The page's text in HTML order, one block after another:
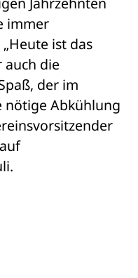
immer
ist das
auch die
der im
nötige Abkühlung